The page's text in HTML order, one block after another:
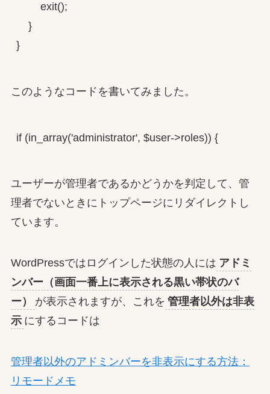
        exit();
    }
}
このようなコードを書いてみました。
if (in_array('administrator', $user->roles)) {
ユーザーが管理者であるかどうかを判定して、管
理者でないときにトップページにリダイレクトし
ています。
WordPressではログインした状態の人には アドミ
ンバー（画面一番上に表示される黒い帯状のバ
ー）
が表示されますが、これを 管理者以外は非表
示 にするコードは
管理者以外のアドミンバーを非表示にする方法：
リモードメモ